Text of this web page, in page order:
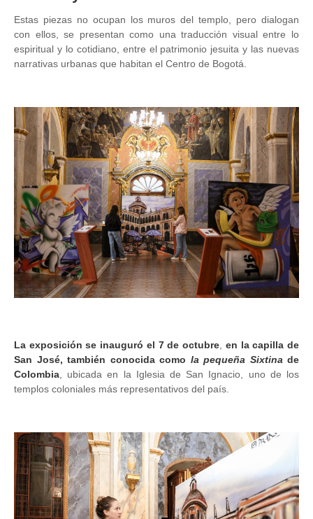
Estas piezas no ocupan los muros del templo, pero dialogan
con ellos, se presentan como una traducción visual entre lo
espiritual y lo cotidiano, entre el patrimonio jesuita y las nuevas
narrativas urbanas que habitan el Centro de Bogotá.
Image
La exposición se inauguró el 7 de octubre en la capilla de
San José, también conocida como la pequeña Sixtina de
Colombia , ubicada en la Iglesia de San Ignacio, uno de los
templos coloniales más representativos del país.
Image